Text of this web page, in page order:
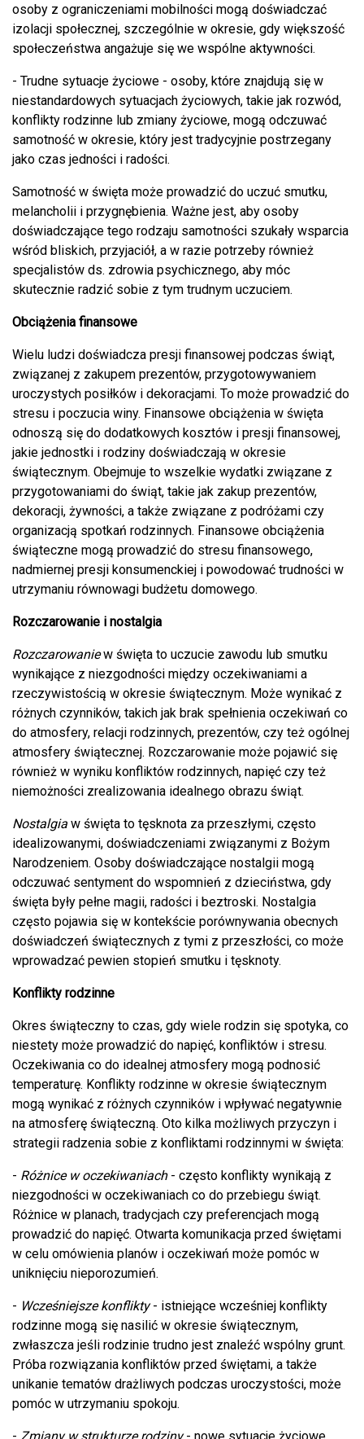
osoby z ograniczeniami mobilności mogą doświadczać
izolacji społecznej, szczególnie w okresie, gdy większość
społeczeństwa angażuje się we wspólne aktywności.
- Trudne sytuacje życiowe - osoby, które znajdują się w
niestandardowych sytuacjach życiowych, takie jak rozwód,
konflikty rodzinne lub zmiany życiowe, mogą odczuwać
samotność w okresie, który jest tradycyjnie postrzegany
jako czas jedności i radości.
Samotność w święta może prowadzić do uczuć smutku,
melancholii i przygnębienia. Ważne jest, aby osoby
doświadczające tego rodzaju samotności szukały wsparcia
wśród bliskich, przyjaciół, a w razie potrzeby również
specjalistów ds. zdrowia psychicznego, aby móc
skutecznie radzić sobie z tym trudnym uczuciem.
Obciążenia finansowe
Wielu ludzi doświadcza presji finansowej podczas świąt,
związanej z zakupem prezentów, przygotowywaniem
uroczystych posiłków i dekoracjami. To może prowadzić do
stresu i poczucia winy. Finansowe obciążenia w święta
odnoszą się do dodatkowych kosztów i presji finansowej,
jakie jednostki i rodziny doświadczają w okresie
świątecznym. Obejmuje to wszelkie wydatki związane z
przygotowaniami do świąt, takie jak zakup prezentów,
dekoracji, żywności, a także związane z podróżami czy
organizacją spotkań rodzinnych. Finansowe obciążenia
świąteczne mogą prowadzić do stresu finansowego,
nadmiernej presji konsumenckiej i powodować trudności w
utrzymaniu równowagi budżetu domowego.
Rozczarowanie i nostalgia
Rozczarowaniew święta to uczucie zawodu lub smutku
wynikające z niezgodności między oczekiwaniami a
rzeczywistością w okresie świątecznym. Może wynikać z
różnych czynników, takich jak brak spełnienia oczekiwań co
do atmosfery, relacji rodzinnych, prezentów, czy też ogólnej
atmosfery świątecznej. Rozczarowanie może pojawić się
również w wyniku konfliktów rodzinnych, napięć czy też
niemożności zrealizowania idealnego obrazu świąt.
Nostalgia w święta to tęsknota za przeszłymi, często
idealizowanymi, doświadczeniami związanymi z Bożym
Narodzeniem. Osoby doświadczające nostalgii mogą
odczuwać sentyment do wspomnień z dzieciństwa, gdy
święta były pełne magii, radości i beztroski. Nostalgia
często pojawia się w kontekście porównywania obecnych
doświadczeń świątecznych z tymi z przeszłości, co może
wprowadzać pewien stopień smutku i tęsknoty.
Konflikty rodzinne
Okres świąteczny to czas, gdy wiele rodzin się spotyka, co
niestety może prowadzić do napięć, konfliktów i stresu.
Oczekiwania co do idealnej atmosfery mogą podnosić
temperaturę. Konflikty rodzinne w okresie świątecznym
mogą wynikać z różnych czynników i wpływać negatywnie
na atmosferę świąteczną. Oto kilka możliwych przyczyn i
strategii radzenia sobie z konfliktami rodzinnymi w święta:
- Różnice w oczekiwaniach- często konflikty wynikają z
niezgodności w oczekiwaniach co do przebiegu świąt.
Różnice w planach, tradycjach czy preferencjach mogą
prowadzić do napięć. Otwarta komunikacja przed świętami
w celu omówienia planów i oczekiwań może pomóc w
uniknięciu nieporozumień.
- Wcześniejsze konflikty- istniejące wcześniej konflikty
rodzinne mogą się nasilić w okresie świątecznym,
zwłaszcza jeśli rodzinie trudno jest znaleźć wspólny grunt.
Próba rozwiązania konfliktów przed świętami, a także
unikanie tematów drażliwych podczas uroczystości, może
pomóc w utrzymaniu spokoju.